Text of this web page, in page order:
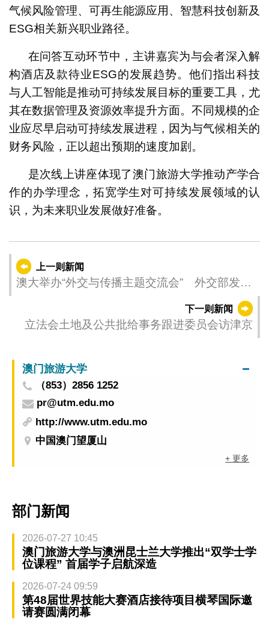
气候风险管理、可再生能源应用、智慧科技创新及
ESG相关新兴职业路径。
在问答互动环节中，主讲嘉宾为与会者深入解
构酒店及款待业ESG的发展趋势。他们指出科技
与人工智能是推动可持续发展目标的重要工具，尤
其在数据管理及资源效率提升方面。不同规模的企
业应尽早启动可持续发展进程，因为与气候相关的
财务风险，正以超出预期的速度加剧。
是次线上讲座体现了澳门旅游大学推动产学合
作的办学理念，拓宽学生对可持续发展领域的认
识，为未来职业发展做好准备。
上一则新闻
澳大举办“外交与传播主题交流会” 外交部发言
下一则新闻
立法会土地及公共批给事务跟进委员会访津京
澳门旅游大学
（853）2856 1252
pr@utm.edu.mo
http://www.utm.edu.mo
中国澳门望厦山
+ 更多
部门新闻
2026-07-27 10:45
澳门旅游大学与澳洲昆士兰大学推出“双学士学
位课程” 首届学子启航深造
2026-07-24 09:59
第48届世界技能大赛酒店接待项目横琴国际邀
请赛圆满闭幕